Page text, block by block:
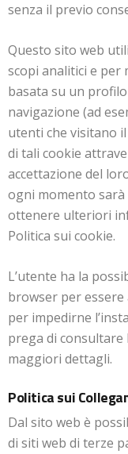
senza il previo
Questo sito web
scopi analitici e
basata su un
navigazione (ad
utenti che visitano
di tali cookie
accettazione del
ogni momento sarà
ottenere ulteriori
Politica sui cookie.
L’utente ha la
browser per essere
per impedirne
prega di
maggiori dettagli.
Politica sui
Dal sito web è
di siti web di terze